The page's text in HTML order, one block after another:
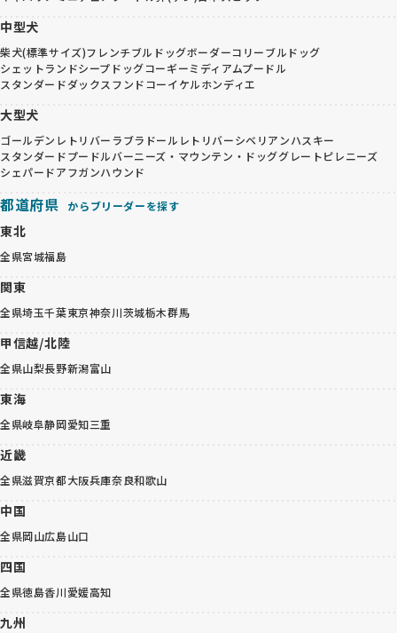
中型犬
柴犬(標準サイズ)フレンチブルドッグボーダーコリーブルドッグ
シェットランドシープドッグコーギーミディアムプードル
スタンダードダックスフンドコーイケルホンディエ
大型犬
ゴールデンレトリバー ラブラドールレトリバーシベリアンハスキー
スタンダードプードルバーニーズ・マウンテン・ドッググレートピレニーズ
シェパードアフガンハウンド
都道府県 からブリーダーを探す
東北
全県宮城福島
関東
全県埼玉千葉東京神奈川茨城栃木群馬
甲信越/北陸
全県山梨長野新潟富山
東海
全県岐阜静岡愛知三重
近畿
全県滋賀京都大阪兵庫奈良和歌山
中国
全県岡山広島山口
四国
全県徳島香川愛媛高知
九州